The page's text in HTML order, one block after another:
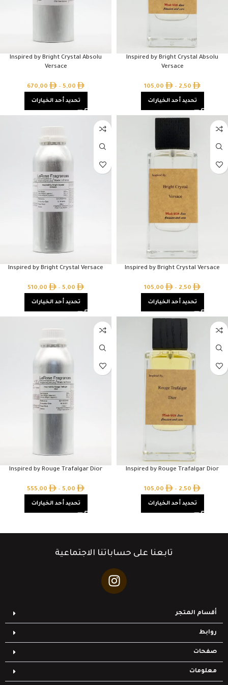
Inspired by Bright Crystal Absolu
Versace
2,50
–
105,00
تحديد أحد الخيارات
Inspired by Bright Crystal Absolu
Versace
5,00
–
670,00
تحديد أحد الخيارات
Inspired by Bright Crystal Versace
2,50
–
105,00
تحديد أحد الخيارات
Inspired by Bright Crystal Versace
5,00
–
510,00
تحديد أحد الخيارات
Inspired by Rouge Trafalgar Dior
2,50
–
105,00
تحديد أحد الخيارات
Inspired by Rouge Trafalgar Dior
5,00
–
555,00
تحديد أحد الخيارات
تابعنا على حساباتنا الاجتماعية
أقسام المتجر
روابط
صفحات
معلومات